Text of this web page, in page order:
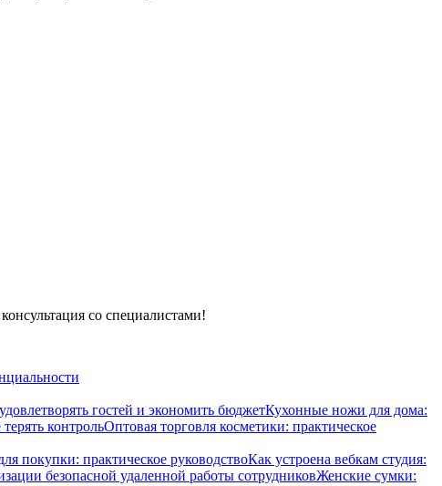
со специалистами!
гостей и экономить бюджетКухонные ножи для дома:
контрольОптовая торговля косметики: практическое
покупки: практическое руководствоКак устроена вебкам студия:
безопасной удаленной работы сотрудниковЖенские сумки: